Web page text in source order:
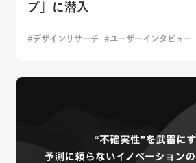
プ」に潜入
デザインリサーチ ユーザーインタビュー